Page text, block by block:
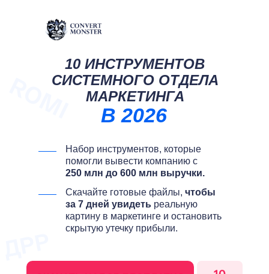
Скачайте готовые файлы, чтобы
за 7 дней увидеть реальную
картину в маркетинге и остановить
скрытую утечку прибыли.
Набор инструментов, которые
помогли вывести компанию с
250 млн до 600 млн выручки.
10 ИНСТРУМЕНТОВ
СИСТЕМНОГО ОТДЕЛА
МАРКЕТИНГА
В 2026